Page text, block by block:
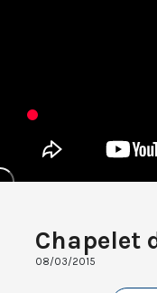
Chapelet
08/03/2015